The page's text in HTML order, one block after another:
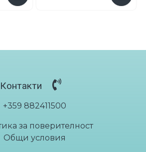
Контакти
+359 882411500
за поверителност
Общи условия